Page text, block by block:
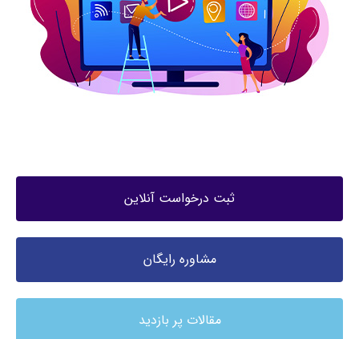
ثبت درخواست آنلاین
مشاوره رایگان
مقالات پر بازدید